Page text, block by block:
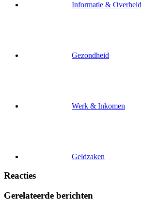
Informatie & Overheid
Gezondheid
Werk & Inkomen
Geldzaken
Reacties
Gerelateerde berichten